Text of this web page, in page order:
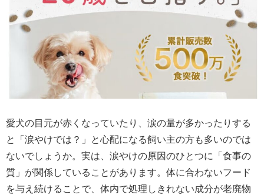
愛犬の目元が赤くなっていたり、涙の量が多かったりする
と「涙やけでは？」と心配になる飼い主の方も多いのでは
ないでしょうか。実は、涙やけの原因のひとつに「食事の
質」が関係していることがあります。体に合わないフード
を与え続けることで、体内で処理しきれない成分が老廃物